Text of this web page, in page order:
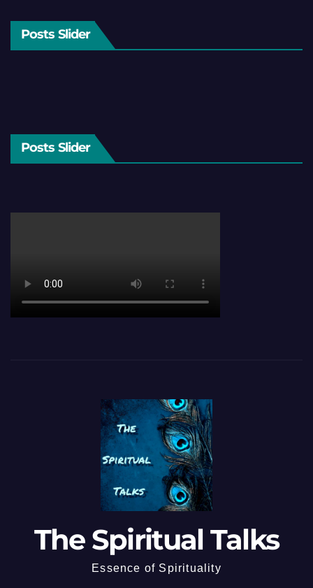
Posts Slider
Posts Slider
The Spiritual Talks
Essence of Spirituality